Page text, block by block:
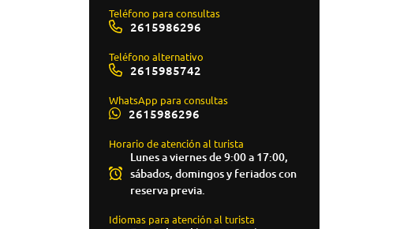
Teléfono para consultas
2615986296
Teléfono alternativo
2615985742
WhatsApp para consultas
2615986296
Horario de atención al turista
Lunes a viernes de 9:00 a 17:00,
sábados, domingos y feriados con
reserva previa.
Idiomas para atención al turista